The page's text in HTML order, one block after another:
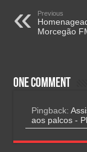
Previous
Morcegão
One comment
Pingback:
aos palcos -